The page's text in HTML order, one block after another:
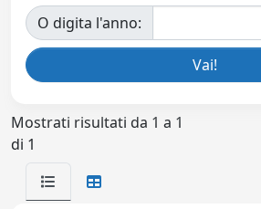
O digita l'anno:
Mostrati risultati da 1 a 1
di 1